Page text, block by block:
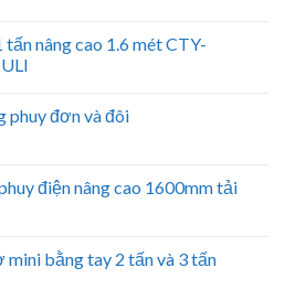
tấn nâng cao 1.6 mét CTY-
phuy đơn và đôi
điện nâng cao 1600mm tải
mini bằng tay 2 tấn và 3 tấn